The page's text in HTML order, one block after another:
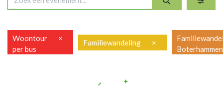
Woontour
per bus
× Familiewandeling ×
Boterhammen